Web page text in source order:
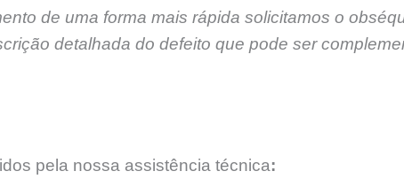
de uma forma mais rápida solicitamos o
detalhada do defeito que pode ser
pela nossa assistência técnica: